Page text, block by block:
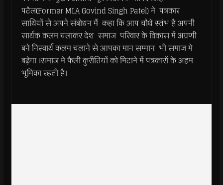
पटैल(Former MLA Govind Singh Patel) ने पत्रकार
साथियों से अपने संबोधन मैं कहा कि आप चौथे स्तंभ है अपनी
सार्थक कलम चलाकर देश समाज परिवार के विकास में अग्रणी
बने निस्वार्थ कलम चलाने से आपका मान सम्मान भी समाज मे
बढ़ेगा ।समाज मे फैली कुरीतियों को मिटाने में पत्रकारों के अहम
भूमिका रहती है।